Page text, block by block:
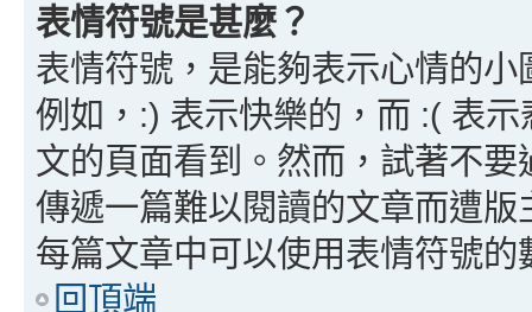
表情符號是甚麼？
表情符號，是能夠表示心情的
例如，:) 表示快樂的，而 :( 表
文的頁面看到。然而，試著不
傳遞一篇難以閱讀的文章而遭
每篇文章中可以使用表情符號的
回頂端